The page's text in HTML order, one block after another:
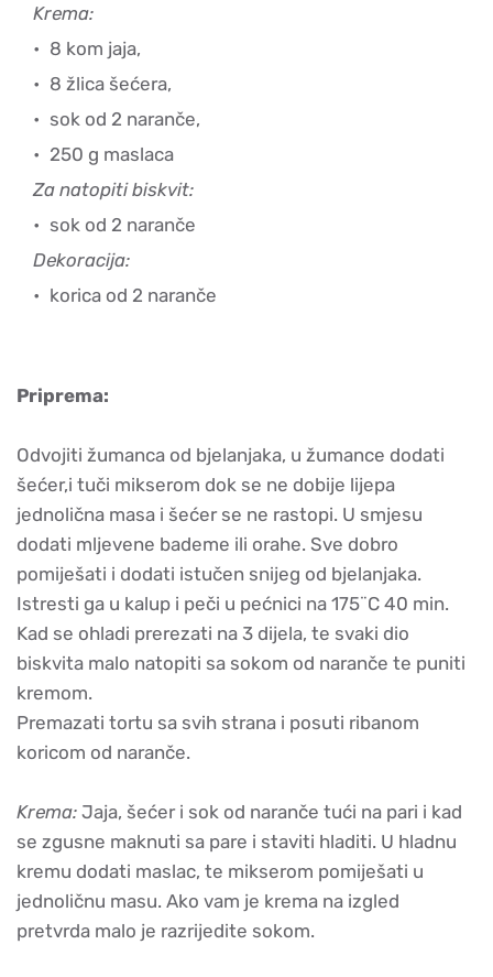
Krema:
8 kom jaja,
8 žlica šećera,
sok od 2 naranče,
250 g maslaca
Za natopiti biskvit:
sok od 2 naranče
Dekoracija:
korica od 2 naranče
Priprema:
Odvojiti žumanca od bjelanjaka, u žumance dodati
šećer,i tuči mikserom dok se ne dobije lijepa
jednolična masa i šećer se ne rastopi. U smjesu
dodati mljevene bademe ili orahe. Sve dobro
pomiješati i dodati istučen snijeg od bjelanjaka.
Istresti ga u kalup i peči u pećnici na 175¨C 40 min.
Kad se ohladi prerezati na 3 dijela, te svaki dio
biskvita malo natopiti sa sokom od naranče te puniti
kremom.
Premazati tortu sa svih strana i posuti ribanom
koricom od naranče.
Krema: Jaja, šećer i sok od naranče tući na pari i kad
se zgusne maknuti sa pare i staviti hladiti. U hladnu
kremu dodati maslac, te mikserom pomiješati u
jednoličnu masu. Ako vam je krema na izgled
pretvrda malo je razrijedite sokom.